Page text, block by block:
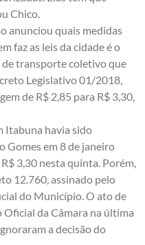
Chico.
anunciou quais medidas
faz as leis da cidade é o
de transporte coletivo que
Legislativo 01/2018,
de R$ 2,85 para R$ 3,30,
Itabuna havia sido
Gomes em 8 de janeiro
3,30 nesta quinta. Porém,
12.760, assinado pelo
do Município. O ato de
da Câmara na última
a decisão do